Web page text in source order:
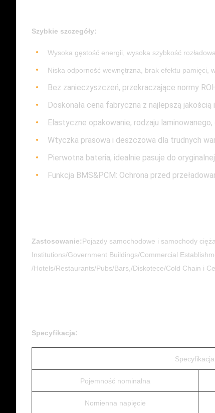
Szybkie szczegóły:
Wysoka gęstość energii, wysoka szybkość
Niska odporność wewnętrzna, brak efektu pamięci,
Bez zanieczyszczeń, przekraczające normy
Doskonała cena fabryczna z najlepszą jakością
Elastyczne opakowanie, rodzaju
Wtyczka prasowa i deszczowa dla trudnych
Pierwotna bateria, idealnie pasuje do
Funkcja BMS&PCM: Ochrona przed
Zastosowanie:Pojazdy samochodowe i samochody
Institutions/Government Buildings/Commercial
/Hotels/Restaurants/Pubs/Bars,/Diskotece/Cold Chain i
Specyfikacja:
Specyfikacja
Pojemność nominalna
Nomienna napięcie